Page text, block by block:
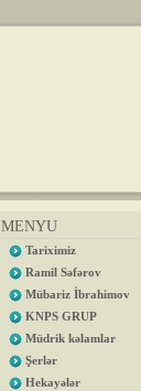
MENYU
Tariximiz
Ramil Səfərov
Mübariz İbrahimov
KNPS GRUP
Müdrik kəlamlar
Şerlər
Hekayələr